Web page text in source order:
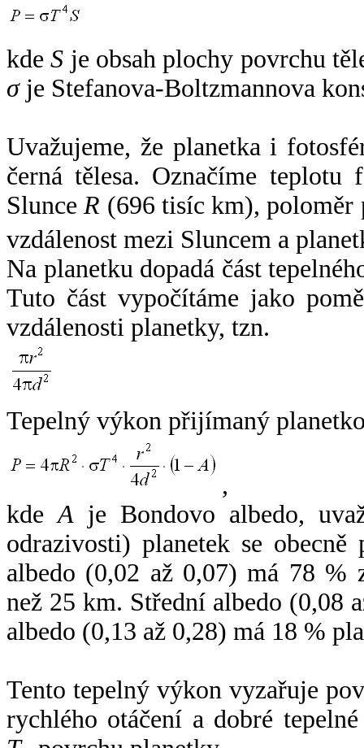
kdeS je obsah plochy povrchu
σje Stefanova-Boltzmannova
Uvažujeme, že planetka i
černá tělesa. Označíme
SlunceR (696 tisíc km),
vzdálenost mezi Sluncem a
Na planetku dopadá část
Tuto část vypočítáme jako
vzdálenosti planetky, tzn.
Tepelný výkon přijímaný
,
kdeA je Bondovo albedo,
odrazivosti) planetek se
albedo (0,02 až 0,07) má 78 %
než 25 km. Střední albedo (0,08
albedo (0,13 až 0,28) má 18 %
Tento tepelný výkon vyzařuje
rychlého otáčení a dobré